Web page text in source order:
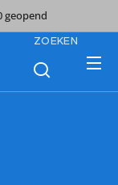
geopend
ZOEKEN